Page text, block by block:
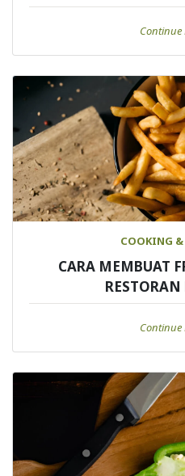
Continue
COOKING &
CARA MEMBUAT
Continue